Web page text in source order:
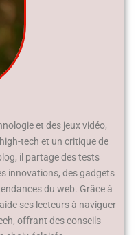
et des jeux vidéo,
tech et un critique de
il partage des tests
innovations, des gadgets
du web. Grâce à
ses lecteurs à naviguer
offrant des conseils